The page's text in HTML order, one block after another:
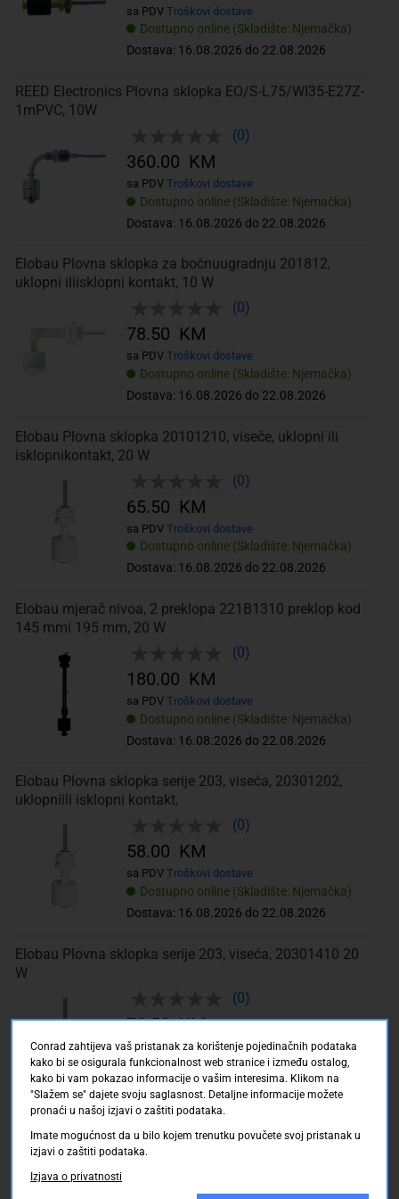
Dostupno online (Skladište: Njemačka)
Dostava: 16.08.2026 do 22.08.2026
sa PDV Troškovi dostave
REED Electronics Plovna sklopka EO/S-L75/WI35-E27Z-
1mPVC, 10W
(0)
Dostupno online (Skladište: Njemačka)
Dostava: 16.08.2026 do 22.08.2026
360.00 KM
sa PDV Troškovi dostave
Elobau Plovna sklopka za bočnuugradnju 201812,
uklopni iliisklopni kontakt, 10 W
(0)
Dostupno online (Skladište: Njemačka)
Dostava: 16.08.2026 do 22.08.2026
78.50 KM
sa PDV Troškovi dostave
Elobau Plovna sklopka 20101210, viseče, uklopni ili
isklopnikontakt, 20 W
(0)
Dostupno online (Skladište: Njemačka)
Dostava: 16.08.2026 do 22.08.2026
65.50 KM
sa PDV Troškovi dostave
Elobau mjerač nivoa, 2 preklopa 221B1310 preklop kod
145 mmi 195 mm, 20 W
(0)
Dostupno online (Skladište: Njemačka)
Dostava: 16.08.2026 do 22.08.2026
180.00 KM
sa PDV Troškovi dostave
Elobau Plovna sklopka serije 203, viseća, 20301202,
uklopniili isklopni kontakt,
(0)
Dostupno online (Skladište: Njemačka)
Dostava: 16.08.2026 do 22.08.2026
58.00 KM
sa PDV Troškovi dostave
Elobau Plovna sklopka serije 203, viseća, 20301410 20
W
(0)
Dostupno online (Skladište: Njemačka)
Dostava: 16.08.2026 do 22.08.2026
70.50 KM
sa PDV Troškovi dostave
Gentech Prevjesna plovna sklopka za bočnu ugradnju
LS803-51uklopni ili isklopni
Conrad zahtijeva vaš pristanak za korištenje pojedinačnih podataka
kako bi se osigurala funkcionalnost web stranice i između ostalog,
kako bi vam pokazao informacije o vašim interesima. Klikom na
"Slažem se" dajete svoju saglasnost. Detaljne informacije možete
pronaći u našoj izjavi o zaštiti podataka.
Imate mogućnost da u bilo kojem trenutku povučete svoj pristanak u
izjavi o zaštiti podataka.
Izjava o privatnosti